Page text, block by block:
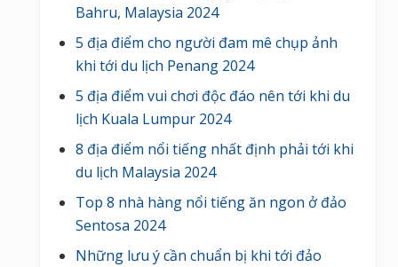
Bahru, Malaysia 2024
5 địa điểm cho người đam mê chụp ảnh
khi tới du lịch Penang 2024
5 địa điểm vui chơi độc đáo nên tới khi du
lịch Kuala Lumpur 2024
8 địa điểm nổi tiếng nhất định phải tới khi
du lịch Malaysia 2024
Top 8 nhà hàng nổi tiếng ăn ngon ở đảo
Sentosa 2024
Những lưu ý cần chuẩn bị khi tới đảo